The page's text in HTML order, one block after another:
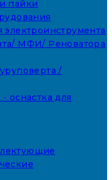
пайки
МФИ/ Реноватора
/
оснастка для